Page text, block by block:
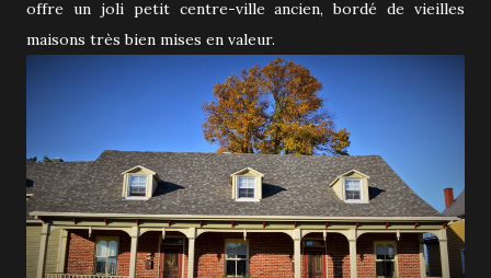
offre un joli petit centre-ville ancien, bordé de vieilles
maisons très bien mises en valeur.